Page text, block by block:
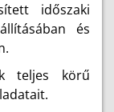
időszaki
és
teljes körű